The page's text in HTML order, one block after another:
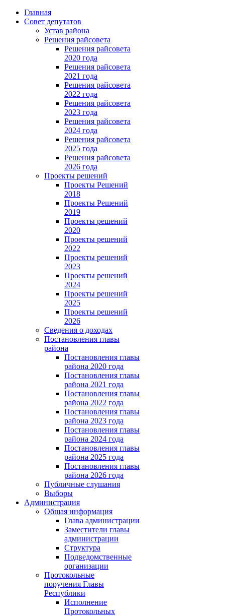
Главная
Совет депутатов
Устав района
Решения райсовета
Решения райсовета
2020 года
Решения райсовета
2021 года
Решения райсовета
2022 года
Решения райсовета
2023 года
Решения райсовета
2024 года
Решения райсовета
2025 года
Решения райсовета
2026 года
Проекты решений
Проекты Решений
2018
Проекты Решений
2019
Проекты решений
2020
Проекты решений
2022
Проекты решений
2023
Проекты решений
2024
Проекты решений
2025
Проекты решений
2026
Сведения о доходах
Постановления главы
района
Постановления главы
района 2020 года
Постановления главы
района 2021 года
Постановления главы
района 2022 года
Постановления главы
района 2023 года
Постановления главы
района 2024 года
Постановления главы
района 2025 года
Постановления главы
района 2026 года
Публичные слушания
Выборы
Администрация
Общая информация
Глава администрации
Заместители главы
администрации
Структура
Подведомственные
организации
Протокольные
поручения Главы
Республики
Исполнение
Протокольных